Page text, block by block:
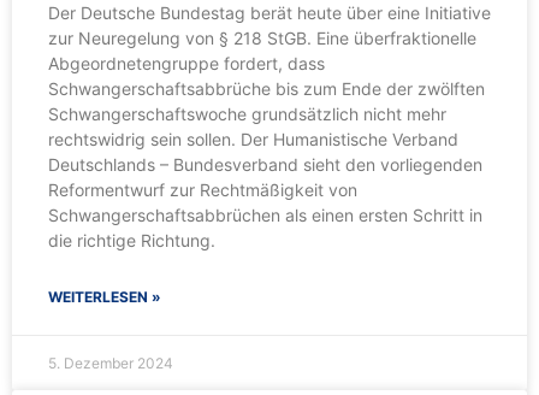
Der Deutsche Bundestag berät heute über eine Initiative
zur Neuregelung von § 218 StGB. Eine überfraktionelle
Abgeordnetengruppe fordert, dass
Schwangerschaftsabbrüche bis zum Ende der zwölften
Schwangerschaftswoche grundsätzlich nicht mehr
rechtswidrig sein sollen. Der Humanistische Verband
Deutschlands – Bundesverband sieht den vorliegenden
Reformentwurf zur Rechtmäßigkeit von
Schwangerschaftsabbrüchen als einen ersten Schritt in
die richtige Richtung.
WEITERLESEN »
5. Dezember 2024